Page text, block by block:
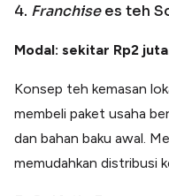
4. Franchisees teh
Modal: sekitar Rp2
Konsep teh kemasan
membeli paket usaha
dan bahan baku awal.
memudahkan distribusi